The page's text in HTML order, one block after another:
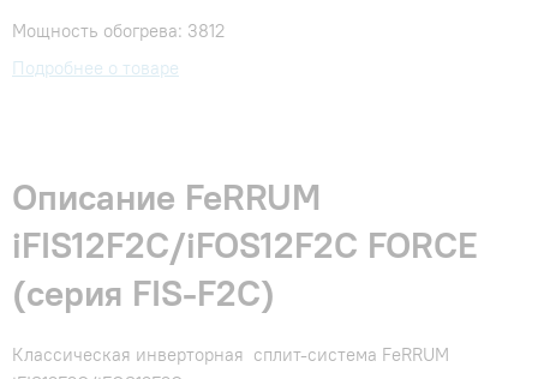
Мощность обогрева: 3812
Подробнее о товаре
Описание FeRRUM
iFIS12F2С/iFOS12F2С FORCE
(cерия FIS-F2C)
Классическая инверторная сплит-система FeRRUM